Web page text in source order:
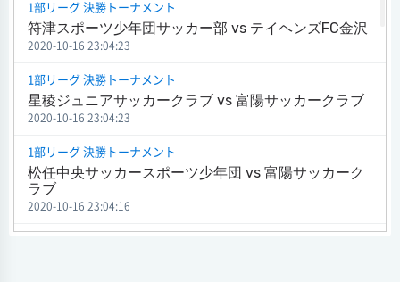
1部リーグ 決勝トーナメント
符津スポーツ少年団サッカー部 vs テイヘンズFC金沢
2020-10-16 23:04:23
1部リーグ 決勝トーナメント
星稜ジュニアサッカークラブ vs 富陽サッカークラブ
2020-10-16 23:04:23
1部リーグ 決勝トーナメント
松任中央サッカースポーツ少年団 vs 富陽サッカーク
ラブ
2020-10-16 23:04:16